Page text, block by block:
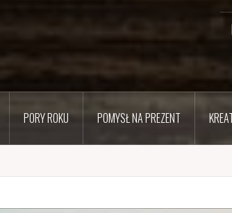
PORY ROKU POMYSŁ NA PREZENT